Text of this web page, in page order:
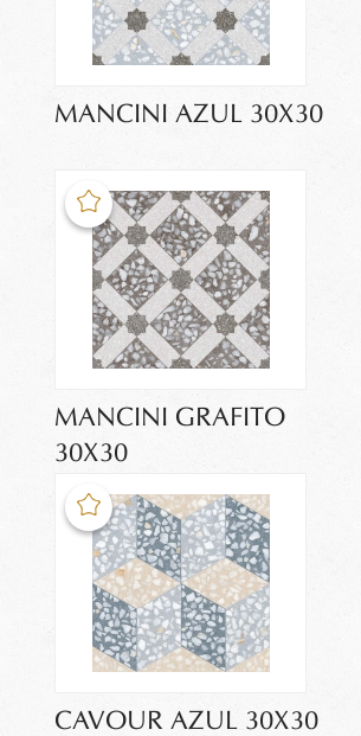
MANCINI AZUL 30X30
MANCINI GRAFITO
30X30
CAVOUR AZUL 30X30